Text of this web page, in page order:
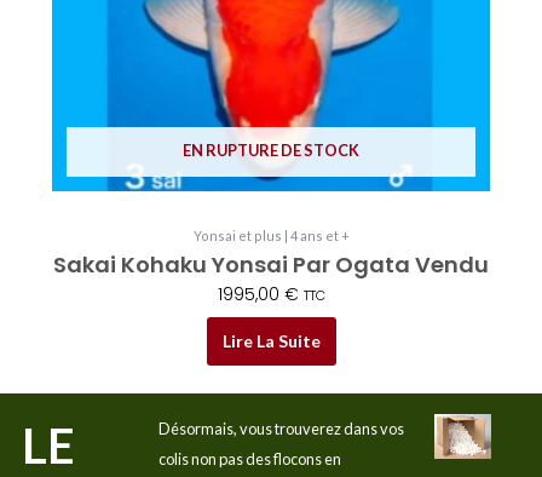
EN RUPTURE DE STOCK
Yonsai et plus | 4 ans et +
Sakai Kohaku Yonsai Par Ogata Vendu
1995,00 € TTC
Lire La Suite
LE
Désormais, vous trouverez dans vos
colis non pas des flocons en